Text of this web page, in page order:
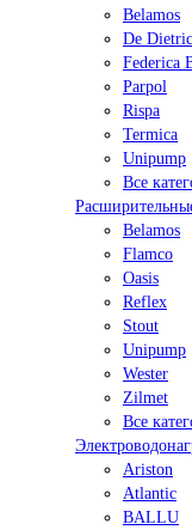
Belamos
De
Federica
Parpol
Rispa
Termica
Unipump
Все
Belamos
Flamco
Oasis
Reflex
Stout
Unipump
Wester
Zilmet
Все
Ariston
Atlantic
BALLU